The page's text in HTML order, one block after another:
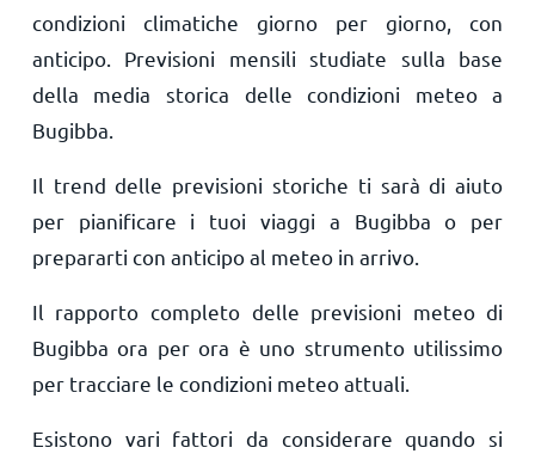
condizioni climatiche giorno per giorno, con
anticipo. Previsioni mensili studiate sulla base
della media storica delle condizioni meteo a
Bugibba.
Il trend delle previsioni storiche ti sarà di aiuto
per pianificare i tuoi viaggi a Bugibba o per
prepararti con anticipo al meteo in arrivo.
Il rapporto completo delle previsioni meteo di
Bugibba ora per ora è uno strumento utilissimo
per tracciare le condizioni meteo attuali.
Esistono vari fattori da considerare quando si